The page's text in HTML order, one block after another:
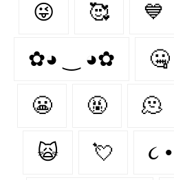
😜 🥰 💙
✿◕ ‿ ◕✿ 🤐
😬 🤬 🫠
🙀 💘